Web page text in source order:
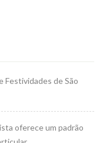
Festividades de São
oferece um padrão